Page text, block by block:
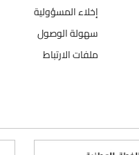
إخلاء المسؤولية
سهولة الوصول
ملفات الارتباط